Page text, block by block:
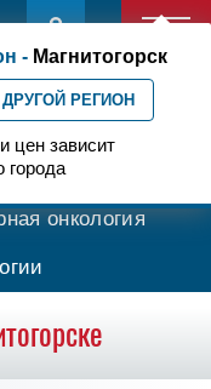
- Магнитогорск
ДРУГОЙ РЕГИОН
цен зависит
городатерапия
онкология